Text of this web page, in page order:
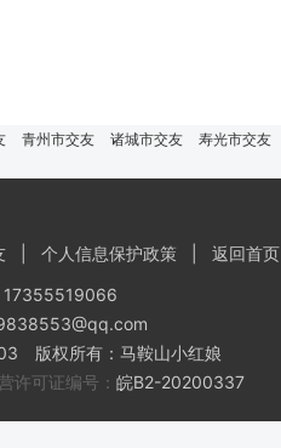
青州市交友 诸城市交友 寿光市交友
个人信息保护政策 返回首页
17355519066
版权所有：马鞍山小红娘
许可证编号： 皖B2-20200337